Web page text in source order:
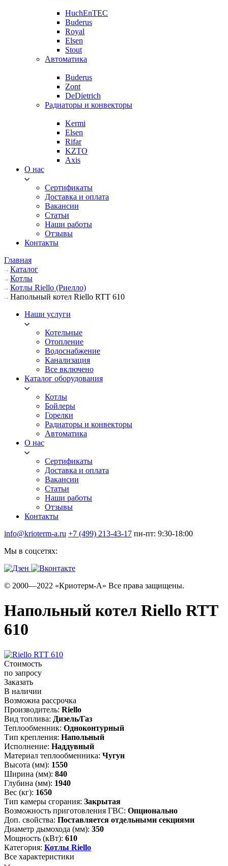
HuchEnTEC
Buderus
Royal
Elsen
Stout
Автоматика
Buderus
Zont
DeDietrich
Радиаторы и конвекторы
Kermi
Elsen
Rifar
KZTO
Axis
О нас
Сертификаты
Доставка и оплата
Вакансии
Статьи
Наши работы
Отзывы
Контакты
Главная
Каталог
Котлы
Котлы Riello (Риелло)
Напольный котел Riello RTT 610
Наши услуги
Котельные
Отопление
Водоснабжение
Канализация
Все включено
Каталог оборудования
Котлы
Бойлеры
Горелки
Радиаторы и конвекторы
Автоматика
О нас
Сертификаты
Доставка и оплата
Вакансии
Статьи
Наши работы
Отзывы
Контакты
info@krioterm-a.ru +7 (499) 213-43-17 пн-пт: 9:30-18:00
Мы в соцсетях:
© 2000—2022 «Криотерм-А» Все права защищены.
Напольный котел Riello RTT
610
Стоимость
по запросу
Заказать
В наличии
Возможна рассрочка
Производитель: Riello
Вид топлива: Дизель/Газ
Теплообменник: Одноконтурный
Тип крепления: Напольный
Исполнение: Наддувный
Материал теплообменника: Чугун
Высота (мм): 1550
Ширина (мм): 840
Глубина (мм): 1940
Вес (кг): 1650
Тип камеры сгорания: Закрытая
Возможность приготовления ГВС: Опционально
Доп. свойства: Поставляется отдельными секциями
Диаметр дымохода (мм): 350
Мощность (кВт): 610
Категория: Котлы Riello
Все характеристики